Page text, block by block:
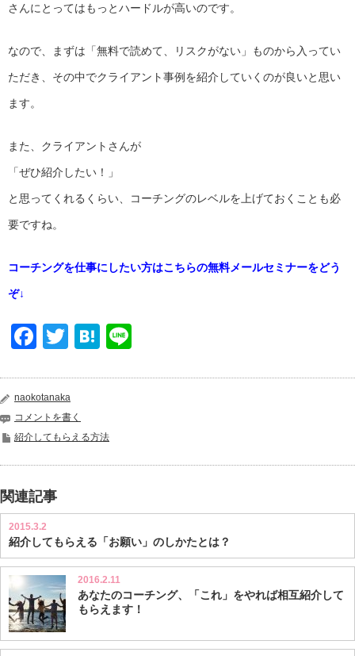
さんにとってはもっとハードルが高いのです。
なので、まずは「無料で読めて、リスクがない」ものから入ってい
ただき、その中でクライアント事例を紹介していくのが良いと思い
ます。
また、クライアントさんが
「ぜひ紹介したい！」
と思ってくれるくらい、コーチングのレベルを上げておくことも必
要ですね。
コーチングを仕事にしたい方はこちらの無料メールセミナーをどう
ぞ↓
Facebook
TwitterHatena
naokotanaka
コメントを書く
紹介してもらえる方法
関連記事
2015.3.2
紹介してもらえる「お願い」のしかたとは？
2016.2.11
あなたのコーチング、「これ」をやれば相互紹介して
もらえます！